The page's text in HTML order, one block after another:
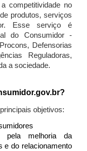
competitividade no
produtos, serviços
Esse serviço é
do Consumidor -
Defensorias
Reguladoras,
a sociedade.
objetivos:
pela melhoria da
e do relacionamento